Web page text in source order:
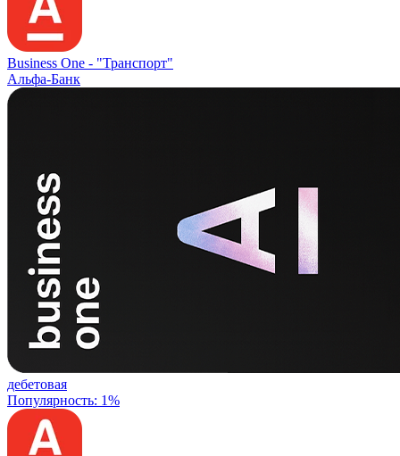
Business One - "Транспорт"
Альфа-Банк
дебетовая
Популярность: 1%